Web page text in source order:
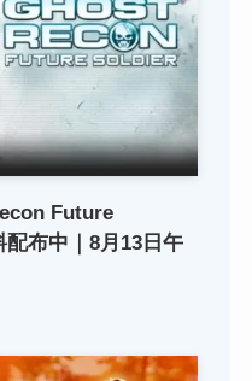
Future
布中｜8月13日午